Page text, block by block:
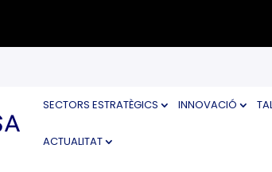
SECTORS ESTRATÈGICS INNOVACIÓ
ACTUALITAT